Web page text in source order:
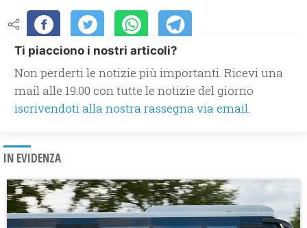
Ti piacciono i nostri articoli?
Non perderti le notizie più importanti. Ricevi una
mail alle 19.00 con tutte le notizie del giorno
iscrivendoti alla nostra rassegna via email.
IN EVIDENZA